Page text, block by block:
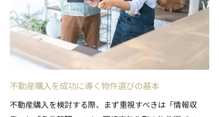
一人暮らしと家族向け間取り比較のポイン
ト
設備充実で暮らしやすい物件選びの視点
ライフスタイル変化に対応できる間取り選
定
住み心地を高める収納や動線の工夫
家賃や初期費用の最適化ポイント紹介
不動産購入を成功に導く物件選びの基本
不動産購入を検討する際、まず重視すべきは「情報収